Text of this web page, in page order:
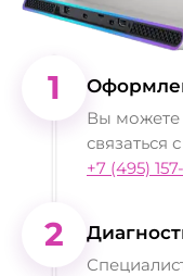
1
Вы можете
связаться
+7 (495)
2